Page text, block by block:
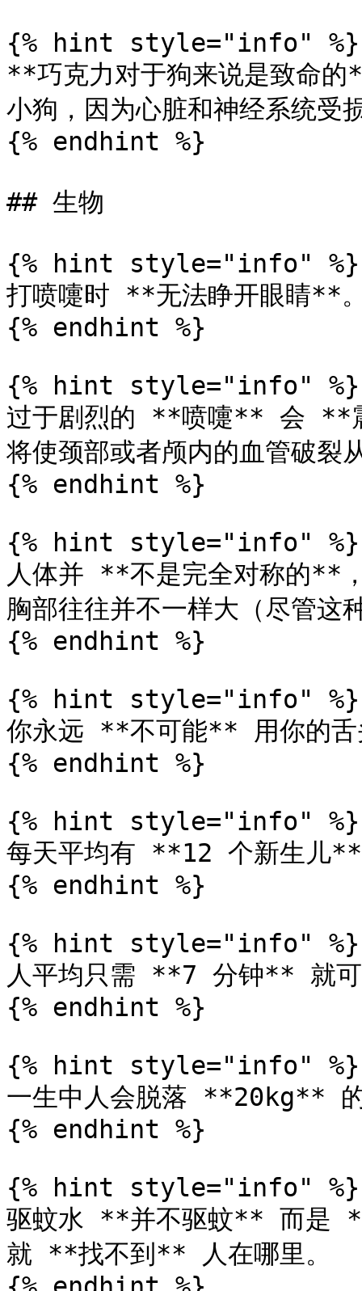
{% hint style="info" %}
**巧克力对于狗来说是致命
小狗，因为心脏和神经系统受
{% endhint %}
## 生物
{% hint style="info" %}
打喷嚏时 **无法睁开眼睛**
{% endhint %}
{% hint style="info" %}
过于剧烈的 **喷嚏** 会 **
将使颈部或者颅内的血管破
{% endhint %}
{% hint style="info" %}
人体并 **不是完全对称的**
胸部往往并不一样大（尽管这
{% endhint %}
{% hint style="info" %}
你永远 **不可能** 用你的舌
{% endhint %}
{% hint style="info" %}
每天平均有 **12 个新生儿
{% endhint %}
{% hint style="info" %}
人平均只需 **7 分钟** 就
{% endhint %}
{% hint style="info" %}
一生中人会脱落 **20kg**
{% endhint %}
{% hint style="info" %}
驱蚊水 **并不驱蚊** 而是
就 **找不到** 人在哪里。